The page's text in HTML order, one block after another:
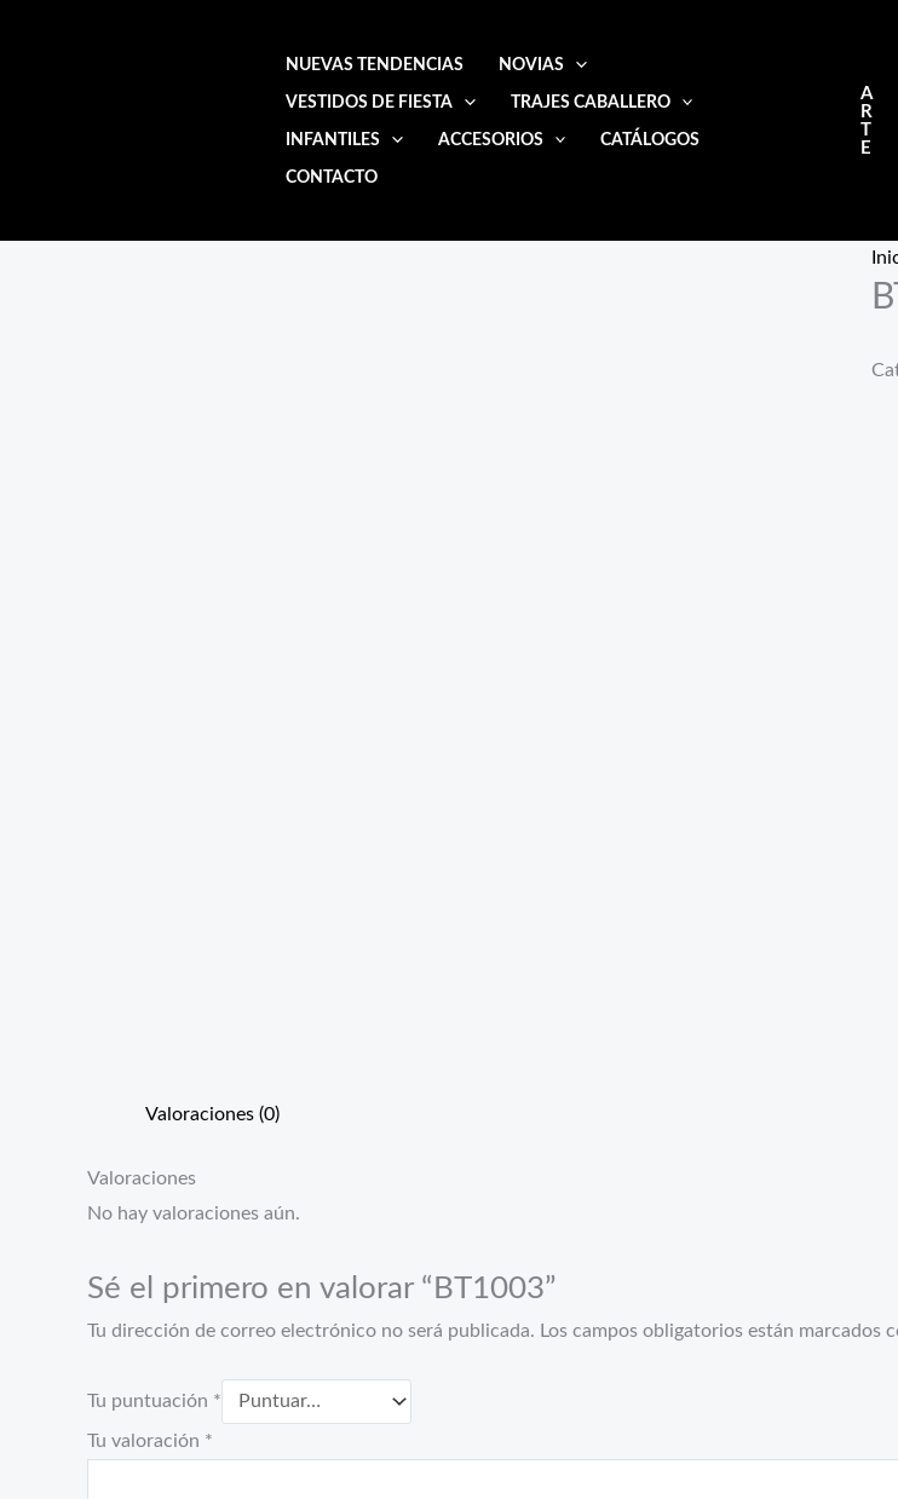
NUEVAS TENDENCIAS NOVIAS
VESTIDOS DE FIESTA TRAJES CABALLERO
INFANTILES ACCESORIOS CATÁLOGOS
CONTACTO
A
R
T
E
Valoraciones (0)
Valoraciones
No hay valoraciones aún.
Sé el primero en valorar “BT1003”
Tu dirección de correo electrónico no será publicada. Los campos obligatorios están marcados
Tu puntuación *
Tu valoración *